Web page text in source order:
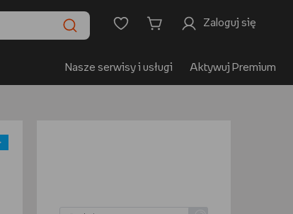
Zaloguj się
Nasze serwisy i usługi Aktywuj Premium